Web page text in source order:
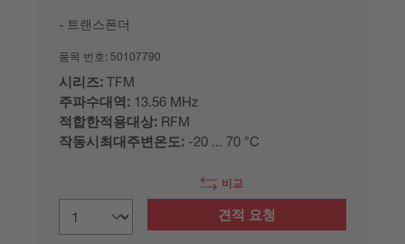
트랜스폰더
품목 번호: 50107790
시리즈: TFM
주파수대역: 13.56 MHz
적합한적용대상: RFM
작동시최대주변온도: -20 ... 70 °C
비교
견적 요청